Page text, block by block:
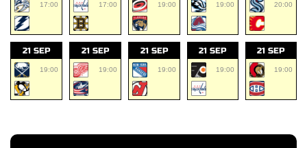
17:00 17:00 19:00 19:00 20:00
21 SEP
19:00
21 SEP
19:00
21 SEP
19:00
21 SEP
19:00
21 SEP
19:00